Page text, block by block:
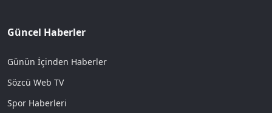
Güncel Haberler
Günün İçinden Haberler
Sözcü Web TV
Spor Haberleri